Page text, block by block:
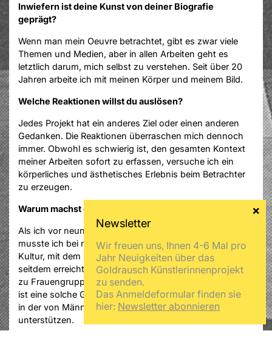
Inwiefern ist deine Kunst von deiner Biografie
geprägt?
Wenn man mein Oeuvre betrachtet, gibt es zwar viele
Themen und Medien, aber in allen Arbeiten geht es
letztlich darum, mich selbst zu verstehen. Seit über 20
Jahren arbeite ich mit meinen Körper und meinem Bild.
Welche Reaktionen willst du auslösen?
Jedes Projekt hat ein anderes Ziel oder einen anderen
Gedanken. Die Reaktionen überraschen mich dennoch
immer. Obwohl es schwierig ist, den gesamten Kontext
meiner Arbeiten sofort zu erfassen, versuche ich ein
körperliches und ästhetisches Erlebnis beim Betrachter
zu erzeugen.
Warum machst du bei Goldrausch mit?
Als ich vor neun Jahren aus den USA nach Berlin kam,
musste ich bei null anfangen, mit der Sprache, mit der
Kultur, mit dem Netzwerk. Ich bin stolz auf das, was ich
seitdem erreicht habe, aber mir fehlte eine Verbindung
zu Frauengruppen. Für mich als feministische Künstlerin
ist eine solche Gruppe sehr wichtig, um sich gegenseitig
in der von Männern dominierten Kunstwelt zu
unterstützen.
Wir freuen uns, Ihnen 4-6 Mal pro
Jahr Neuigkeiten über das
Goldrausch Künstlerinnenprojekt
zu senden.
Das Anmeldeformular finden sie
hier: Newsletter abonnieren